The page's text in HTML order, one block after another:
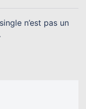
n’est pas un